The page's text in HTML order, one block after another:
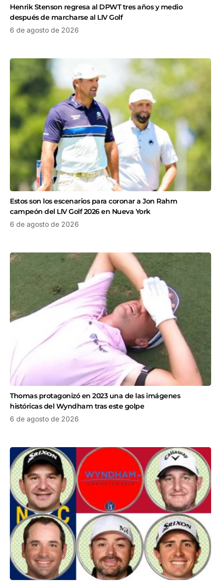
Henrik Stenson regresa al DPWT tres años y medio
después de marcharse al LIV Golf
6 de agosto de 2026
Estos son los escenarios para coronar a Jon Rahm
campeón del LIV Golf 2026 en Nueva York
6 de agosto de 2026
Thomas protagonizó en 2023 una de las imágenes
históricas del Wyndham tras este golpe
6 de agosto de 2026